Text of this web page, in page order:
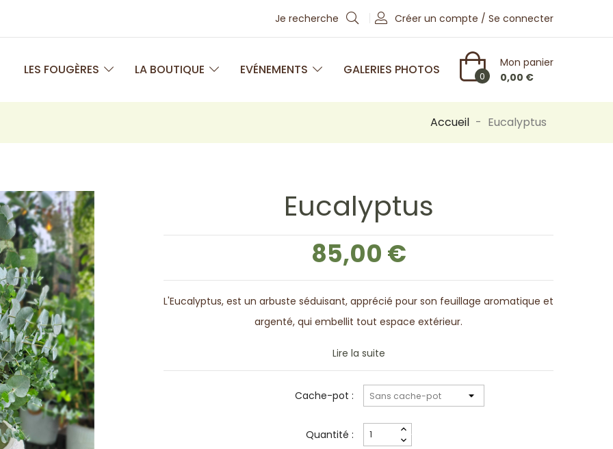
Je recherche Créer un compte / Se connecter
LES FOUGÈRES LA BOUTIQUE EVÉNEMENTS GALERIES PHOTOS 0
Mon panier
0,00 €
Accueil Eucalyptus
Eucalyptus
85,00 €
L'Eucalyptus, est un arbuste séduisant, apprécié pour son feuillage aromatique et
argenté, qui embellit tout espace extérieur.
Lire la suite
Cache-pot :
Quantité :